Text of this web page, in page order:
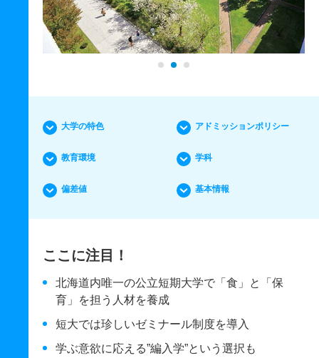
大学の特色 アドミッションポリシー
教育環境 学科
偏差値 基本情報
ここに注目！
北海道内唯一の公立短期大学で「食」と「保
育」を担う人材を養成
短大では珍しいゼミナール制度を導入
学ぶ意欲に応える”編入学”という選択も